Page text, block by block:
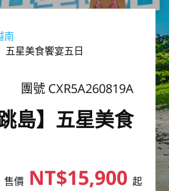
南
五星美食饗宴五日
團號 CXR5A260819A
島】五星美食
售價NT$15,900 起